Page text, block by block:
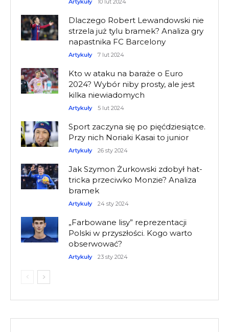
Artykuły 10 lut 2024
Dlaczego Robert Lewandowski nie
strzela już tylu bramek? Analiza gry
napastnika FC Barcelony
Artykuły 7 lut 2024
Kto w ataku na baraże o Euro
2024? Wybór niby prosty, ale jest
kilka niewiadomych
Artykuły 5 lut 2024
Sport zaczyna się po pięćdziesiątce.
Przy nich Noriaki Kasai to junior
Artykuły 26 sty 2024
Jak Szymon Żurkowski zdobył hat-
tricka przeciwko Monzie? Analiza
bramek
Artykuły 24 sty 2024
„Farbowane lisy” reprezentacji
Polski w przyszłości. Kogo warto
obserwować?
Artykuły 23 sty 2024